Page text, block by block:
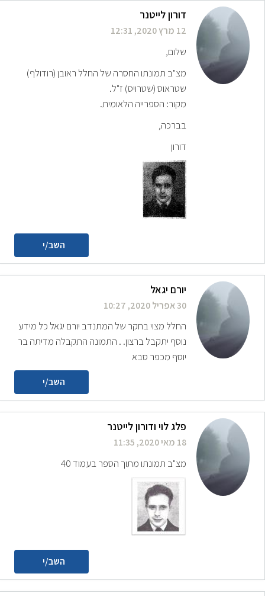
דורון לייטנר
12 מרץ 2020, 12:31
שלום,
מצ"ב תמונתו החסרה של החלל ראובן (רודולף)
שטראוס (שטרויס) ז"ל.
מקור: הספרייה הלאומית.
בברכה,
דורון
השב/י
יורם יגאל
30 אפריל 2020, 10:27
החלל מצוי בחקר של המתנדב יורם יגאל כל מידע
נוסף יתקבל ברצון. . התמונה התקבלה מדיתה בר
יוסף מכפר סבא
השב/י
פלג לוי ודורון לייטנר
18 מאי 2020, 11:35
מצ"ב תמונתו מתוך הספר בעמוד 40
השב/י